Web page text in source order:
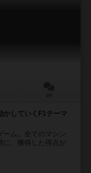
かしていくF1テーマ
ーム。全てのマシン
に、獲得した得点が